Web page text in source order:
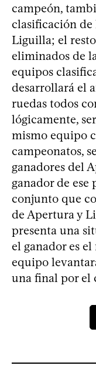
campeón,
clasificación
Liguilla; el
eliminados de
equipos
desarrollará el
ruedas todos
lógicamente,
mismo equipo
campeonatos,
ganadores del
ganador de
conjunto que
de Apertura y
presenta una
el ganador es
equipo
una final por el